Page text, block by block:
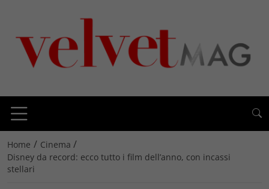
Home / Cinema /
Disney da record: ecco tutto i film dell’anno, con incassi
stellari